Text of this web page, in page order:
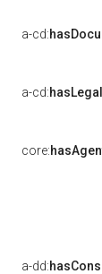
a-cd:
a-cd:
core:
a-dd: